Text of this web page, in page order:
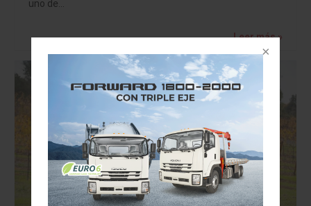
uno de…
Leer más »